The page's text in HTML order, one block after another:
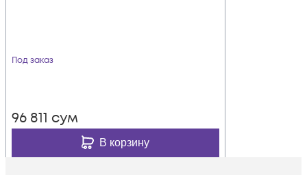
Под заказ
96 811 сум
В корзину